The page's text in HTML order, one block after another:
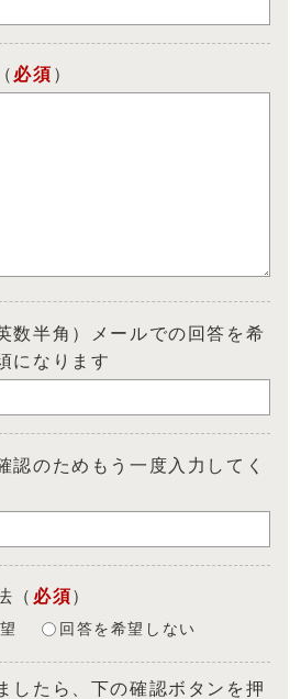
（ 必須 ）
数半角）メールでの回答を希
になります
認のためもう一度入力してく
（ 必須）
回答を希望しない
したら、下の確認ボタンを押